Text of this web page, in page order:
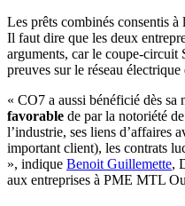
Les prêts combinés consentis
Il faut dire que les deux
arguments, car le coupe-circuit
preuves sur le réseau
« CO7 a aussi bénéficié dès sa
favorable de par la notoriété
l’industrie, ses liens d’affaires
important client), les contrats
», indique Benoit Guillemette,
aux entreprises à PME MTL